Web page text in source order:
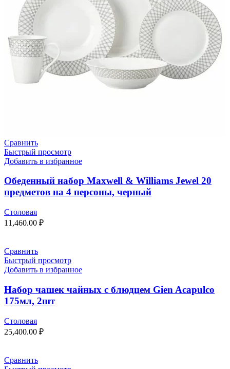
Сравнить
Быстрый просмотр
Добавить в избранное
Обеденный набор Maxwell & Williams Jewel 20
предметов на 4 персоны, черный
Столовая
11,460.00 ₽
Сравнить
Быстрый просмотр
Добавить в избранное
Набор чашек чайных с блюдцем Gien Acapulco
175мл, 2шт
Столовая
25,400.00 ₽
Сравнить